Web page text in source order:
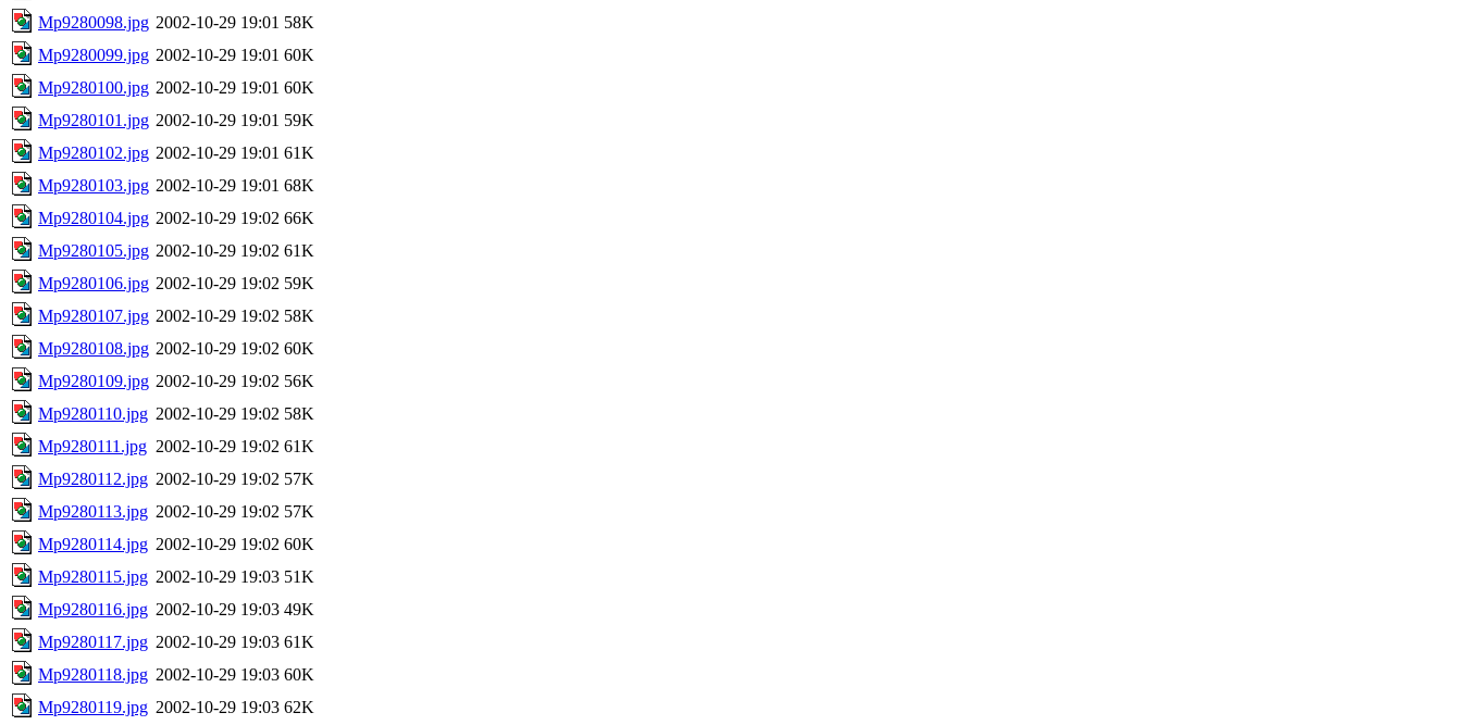
Mp9280098.jpg 2002-10-29 19:01 58K
Mp9280099.jpg 2002-10-29 19:01 60K
Mp9280100.jpg 2002-10-29 19:01 60K
Mp9280101.jpg 2002-10-29 19:01 59K
Mp9280102.jpg 2002-10-29 19:01 61K
Mp9280103.jpg 2002-10-29 19:01 68K
Mp9280104.jpg 2002-10-29 19:02 66K
Mp9280105.jpg 2002-10-29 19:02 61K
Mp9280106.jpg 2002-10-29 19:02 59K
Mp9280107.jpg 2002-10-29 19:02 58K
Mp9280108.jpg 2002-10-29 19:02 60K
Mp9280109.jpg 2002-10-29 19:02 56K
Mp9280110.jpg 2002-10-29 19:02 58K
Mp9280111.jpg 2002-10-29 19:02 61K
Mp9280112.jpg 2002-10-29 19:02 57K
Mp9280113.jpg 2002-10-29 19:02 57K
Mp9280114.jpg 2002-10-29 19:02 60K
Mp9280115.jpg 2002-10-29 19:03 51K
Mp9280116.jpg 2002-10-29 19:03 49K
Mp9280117.jpg 2002-10-29 19:03 61K
Mp9280118.jpg 2002-10-29 19:03 60K
Mp9280119.jpg 2002-10-29 19:03 62K